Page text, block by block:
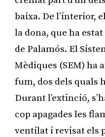
baixa. De l’interior,
la dona, que ha
de Palamós. El
Mèdiques (SEM) ha
fum, dos dels quals
Durant l’extinció,
cop apagades les
ventilat i revisat els